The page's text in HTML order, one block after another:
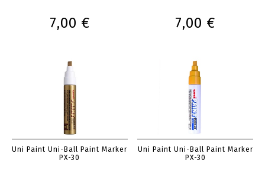
7,00 € 7,00 €
Uni Paint Uni-Ball Paint Marker
PX-30
Uni Paint Uni-Ball Paint Marker
PX-30